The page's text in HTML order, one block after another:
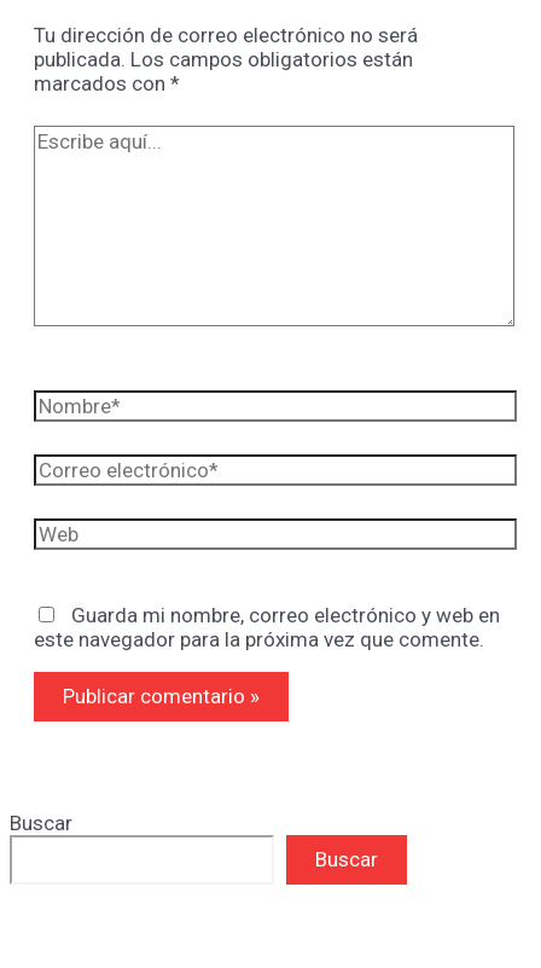
Tu dirección de correo electrónico no será
publicada. Los campos obligatorios están
marcados con *
Escribe
Nombre*
Correo
electrónico*
Web
Guarda mi nombre, correo electrónico y web en
este navegador para la próxima vez que comente.
Buscar
Buscar